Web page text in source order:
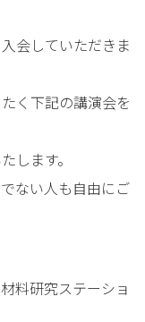
していただきま
下記の講演会を
ます。
い人も自由にご
料研究ステーショ